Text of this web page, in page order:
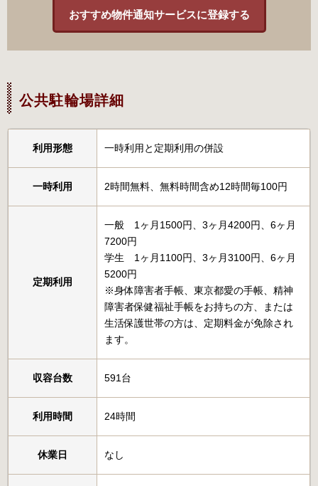
おすすめ物件通知サービスに登録する
公共駐輪場詳細
利用形態 一時利用と定期利用の併設
一時利用 2時間無料、無料時間含め12時間毎100円
定期利用
一般 1ヶ月1500円、3ヶ月4200円、6ヶ月
7200円
学生 1ヶ月1100円、3ヶ月3100円、6ヶ月
5200円
※身体障害者手帳、東京都愛の手帳、精神
障害者保健福祉手帳をお持ちの方、または
生活保護世帯の方は、定期料金が免除され
ます。
収容台数 591台
利用時間 24時間
休業日 なし